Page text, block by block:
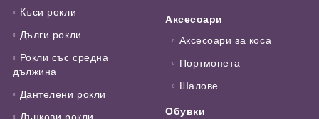
Къси рокли
Дълги рокли
Рокли със средна
дължина
Дантелени рокли
Дънкови рокли
Аксесоари
Аксесоари за коса
Портмонета
Шалове
Обувки